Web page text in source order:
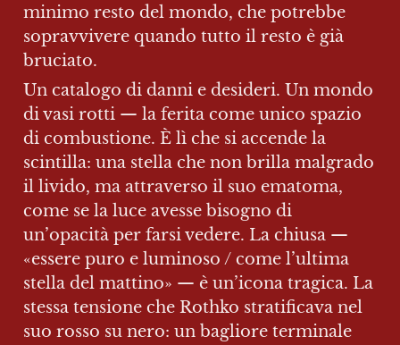
minimo resto del mondo, che potrebbe
sopravvivere quando tutto il resto è già
bruciato.
Un catalogo di danni e desideri. Un mondo
di vasi rotti — la ferita come unico spazio
di combustione. È lì che si accende la
scintilla: una stella che non brilla malgrado
il livido, ma attraverso il suo ematoma,
come se la luce avesse bisogno di
un’opacità per farsi vedere. La chiusa —
«essere puro e luminoso / come l’ultima
stella del mattino» — è un’icona tragica. La
stessa tensione che Rothko stratificava nel
suo rosso su nero: un bagliore terminale